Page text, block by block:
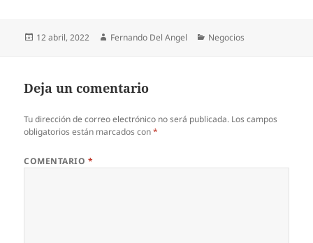
Publicado
12 abril, 2022 Autor
Fernando Del Angel Categorías
Negocios
Deja un comentario
Tu dirección de correo electrónico no será publicada. Los campos
obligatorios están marcados con*
COMENTARIO *